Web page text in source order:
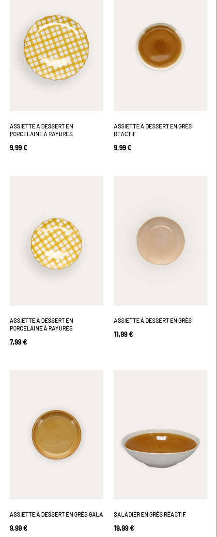
ASSIETTE À DESSERT EN
PORCELAINE À RAYURES
9,99 €
ASSIETTE À DESSERT EN GRÈS
RÉACTIF
9,99 €
ASSIETTE À DESSERT EN
PORCELAINE À RAYURES
7,99 €
ASSIETTE À DESSERT EN GRÈS
11,99 €
ASSIETTE À DESSERT EN GRÈS GALA
9,99 €
SALADIER EN GRÈS RÉACTIF
19,99 €